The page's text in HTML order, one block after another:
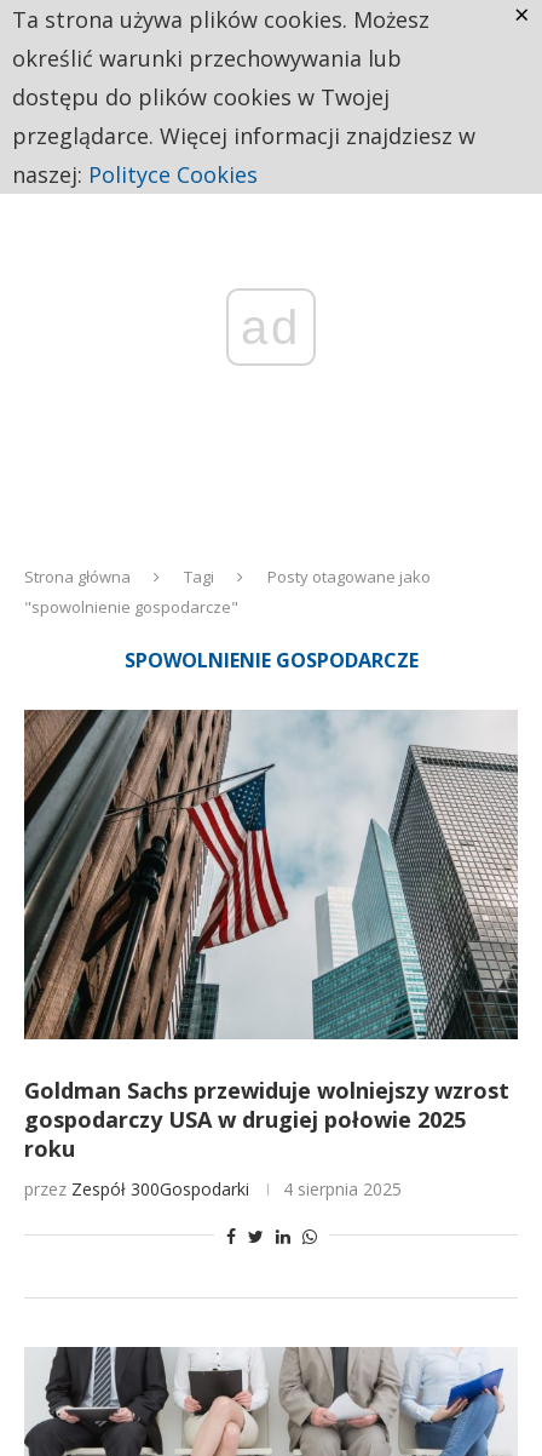
ad
Strona główna Tagi
Posty otagowane jako
"spowolnienie gospodarcze"
SPOWOLNIENIE GOSPODARCZE
Goldman Sachs przewiduje wolniejszy wzrost
gospodarczy USA w drugiej połowie 2025
roku
przez Zespół 300Gospodarki 4 sierpnia 2025
Ta strona używa plików cookies. Możesz
określić warunki przechowywania lub
dostępu do plików cookies w Twojej
przeglądarce. Więcej informacji znajdziesz w
naszej: Polityce Cookies
×